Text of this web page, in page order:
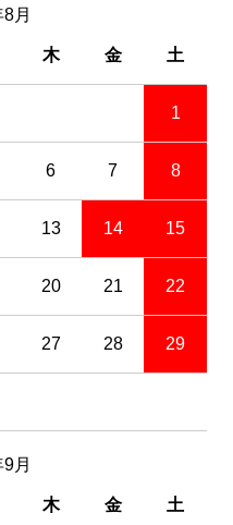
月
木 金 土
1
6 7 8
13 14 15
20 21 22
27 28 29
月
木 金 土